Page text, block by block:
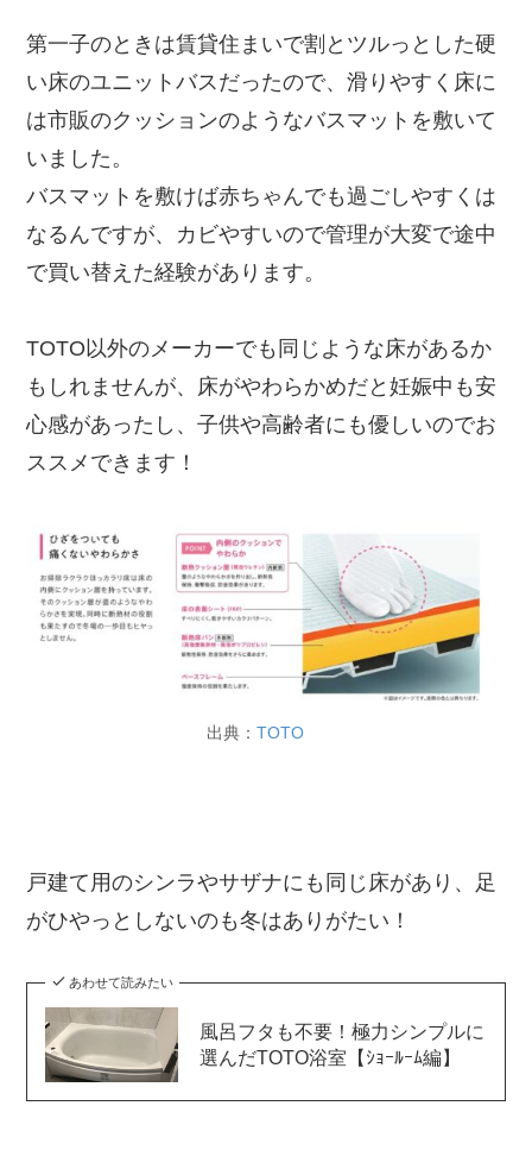
第一子のときは賃貸住まいで割とツルっとした硬
い床のユニットバスだったので、滑りやすく床に
は市販のクッションのようなバスマットを敷いて
いました。
バスマットを敷けば赤ちゃんでも過ごしやすくは
なるんですが、カビやすいので管理が大変で途中
で買い替えた経験があります。
TOTO以外のメーカーでも同じような床があるか
もしれませんが、床がやわらかめだと妊娠中も安
心感があったし、子供や高齢者にも優しいのでお
ススメできます！
出典： TOTO
戸建て用のシンラやサザナにも同じ床があり、足
がひやっとしないのも冬はありがたい！
あわせて読みたい
風呂フタも不要！極力シンプルに
選んだTOTO浴室【ｼｮｰﾙｰﾑ編】